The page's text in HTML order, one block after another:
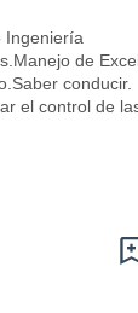
Ingeniería
de
conducir.
el control de